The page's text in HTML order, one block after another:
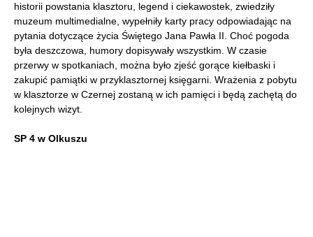
historii powstania klasztoru, legend i ciekawostek, zwiedziły
muzeum multimedialne, wypełniły karty pracy odpowiadając na
pytania dotyczące życia Świętego Jana Pawła II. Choć pogoda
była deszczowa, humory dopisywały wszystkim. W czasie
przerwy w spotkaniach, można było zjeść gorące kiełbaski i
zakupić pamiątki w przyklasztornej księgarni. Wrażenia z pobytu
w klasztorze w Czernej zostaną w ich pamięci i będą zachętą do
kolejnych wizyt.
SP 4 w Olkuszu